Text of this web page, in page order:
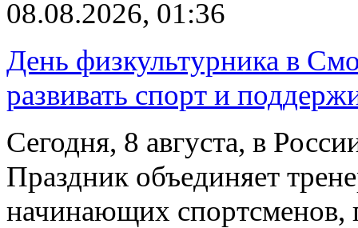
08.08.2026, 01:36
День физкультурника в
развивать спорт и
Сегодня, 8 августа, в
Праздник объединяет
начинающих